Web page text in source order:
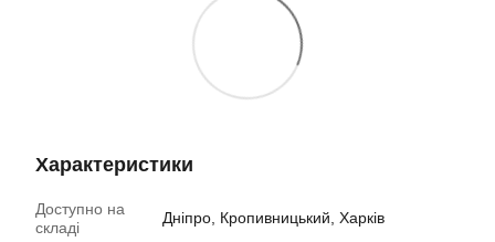
Характеристики
Доступно на
складі
Дніпро, Кропивницький, Харків